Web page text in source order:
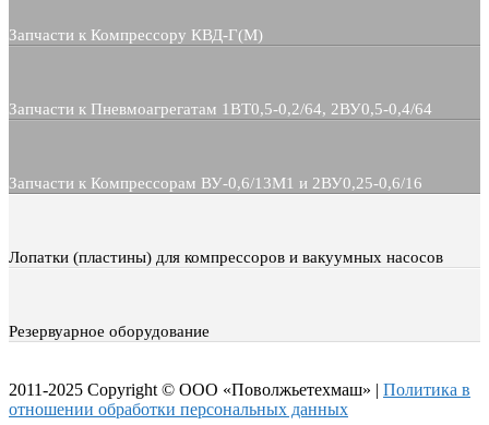
Запчасти к Компрессору КВД-Г(М)
Запчасти к Пневмоагрегатам 1ВТ0,5-0,2/64, 2ВУ0,5-0,4/64
Запчасти к Компрессорам ВУ-0,6/13М1 и 2ВУ0,25-0,6/16
Лопатки (пластины) для компрессоров и вакуумных насосов
Резервуарное оборудование
2011-2025 Copyright © ООО «Поволжьетехмаш» | Политика в
отношении обработки персональных данных